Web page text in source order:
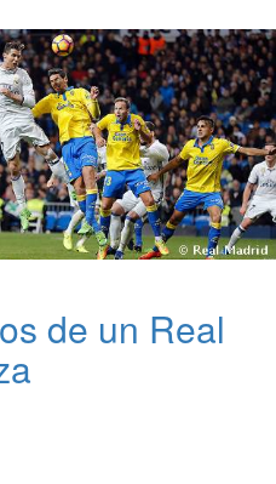
de un Real